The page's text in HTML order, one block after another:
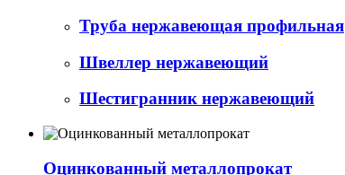
Труба нержавеющая профильная
Швеллер нержавеющий
Шестигранник нержавеющий
Оцинкованный металлопрокат